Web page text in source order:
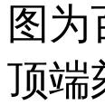
图
顶端